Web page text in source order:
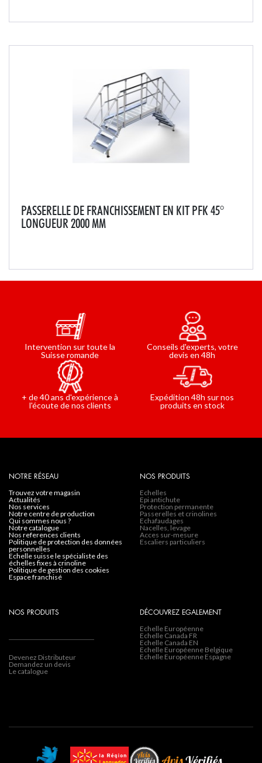
assembler (plans de montée, passerelle,...
PASSERELLE DE FRANCHISSEMENT EN KIT PFK 45°
LONGUEUR 2000 MM
assembler (plans de montée, passerelle,...
Intervention sur toute la
Suisse romande
Conseils d'experts, votre
devis en 48h
+ de 40 ans d'expérience à
l'écoute de nos clients
Expédition 48h sur nos
produits en stock
NOTRE RÉSEAU
trouvez votre magasin
actualités
nos services
notre centre de production
qui sommes nous ?
notre catalogue
nos references clients
politique de protection des données
personnelles
echelle suisse le spécialiste des
échelles fixes à crinoline
politique de gestion des cookies
espace franchisé
NOS PRODUITS
Echelles
Epi antichute
Protection permanente
Passerelles et crinolines
Echafaudages
Nacelles, levage
Acces sur-mesure
Escaliers particuliers
NOS PRODUITS
Devenez Distributeur
Demandez un devis
Le catalogue
DÉCOUVREZ EGALEMENT
Echelle Européenne
Echelle Canada FR
Echelle Canada EN
Echelle Européenne Belgique
Echelle Européenne Espagne